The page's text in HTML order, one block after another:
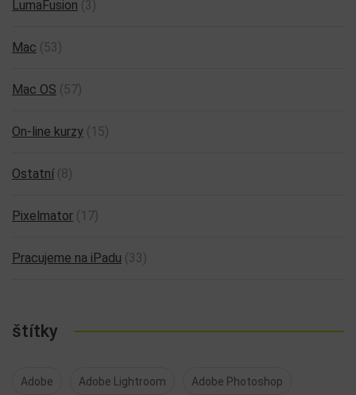
LumaFusion (3)
Mac (53)
Mac OS (57)
On-line kurzy (15)
Ostatní (8)
Pixelmator (17)
Pracujeme na iPadu (33)
štítky
Adobe Adobe Lightroom Adobe Photoshop